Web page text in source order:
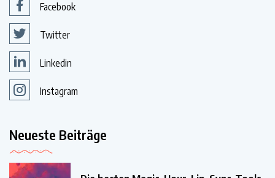
Facebook
Twitter
Linkedin
Instagram
Neueste Beiträge